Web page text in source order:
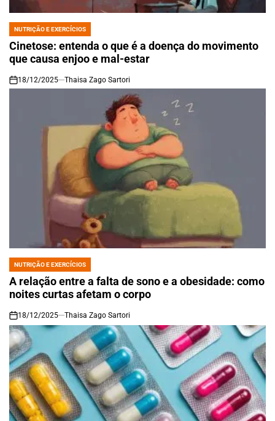
POSTED
IN
NUTRIÇÃO E EXERCÍCIOS
Cinetose: entenda o que é a doença do movimento
que causa enjoo e mal-estar
on
18/12/2025 Thaisa Zago Sartori
POSTED
IN
NUTRIÇÃO E EXERCÍCIOS
A relação entre a falta de sono e a obesidade: como
noites curtas afetam o corpo
on
18/12/2025 Thaisa Zago Sartori